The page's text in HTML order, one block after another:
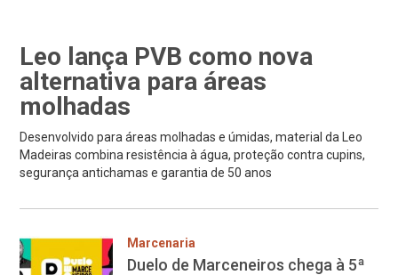
Leo lança PVB como nova
alternativa para áreas
molhadas
Desenvolvido para áreas molhadas e úmidas, material da Leo
Madeiras combina resistência à água, proteção contra cupins,
segurança antichamas e garantia de 50 anos
Marcenaria
Duelo de Marceneiros chega à 5ª